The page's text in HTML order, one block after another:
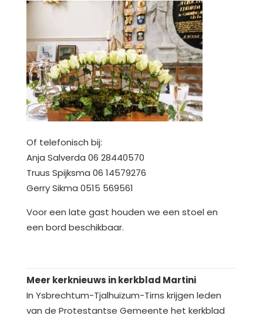
Of telefonisch bij:
Anja Salverda 06 28440570
Truus Spijksma 06 14579276
Gerry Sikma 0515 569561
Voor een late gast houden we een stoel en
een bord beschikbaar.
Meer kerknieuws in kerkblad Martini
In Ysbrechtum-Tjalhuizum-Tirns krijgen leden
van de Protestantse Gemeente het kerkblad